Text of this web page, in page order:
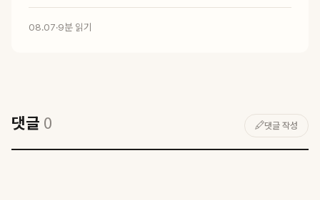
08.07·9분 읽기
댓글 0 댓글 작성